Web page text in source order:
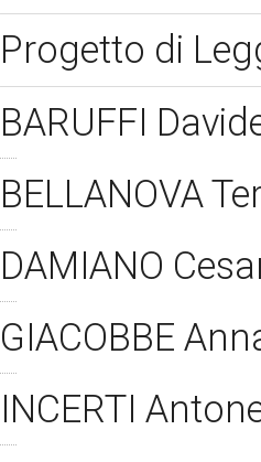
Progetto di
BARUFFI
BELLANOVA
DAMIANO
GIACOBBE
INCERTI